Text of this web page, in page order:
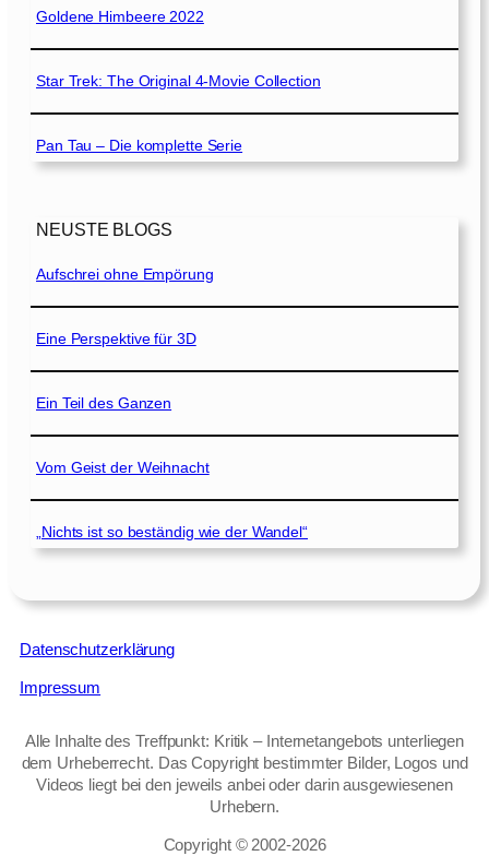
Goldene Himbeere 2022
Star Trek: The Original 4-Movie Collection
Pan Tau – Die komplette Serie
NEUSTE BLOGS
Aufschrei ohne Empörung
Eine Perspektive für 3D
Ein Teil des Ganzen
Vom Geist der Weihnacht
„Nichts ist so beständig wie der Wandel“
Datenschutzerklärung
Impressum
Alle Inhalte des Treffpunkt: Kritik – Internetangebots unterliegen
dem Urheberrecht. Das Copyright bestimmter Bilder, Logos und
Videos liegt bei den jeweils anbei oder darin ausgewiesenen
Urhebern.
Copyright © 2002‑2026